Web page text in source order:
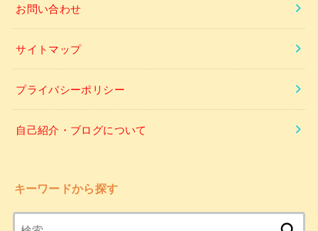
お問い合わせ
サイトマップ
プライバシーポリシー
自己紹介・ブログについて
キーワードから探す